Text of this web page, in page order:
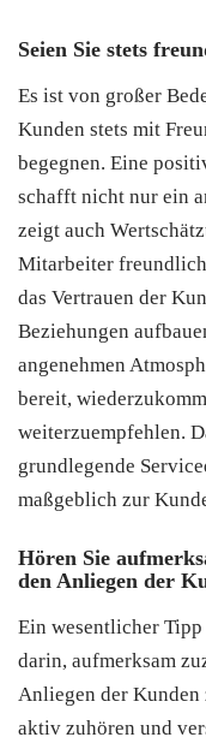
Seien Sie stets
Es ist von großer
Kunden stets mit
begegnen. Eine
schafft nicht nur ein
zeigt auch
Mitarbeiter
das Vertrauen der
Beziehungen
angenehmen
bereit,
weiterzuempfehlen.
grundlegende
maßgeblich zur
Hören Sie
den Anliegen der
Ein wesentlicher
darin, aufmerksam
Anliegen der Kunden
aktiv zuhören und